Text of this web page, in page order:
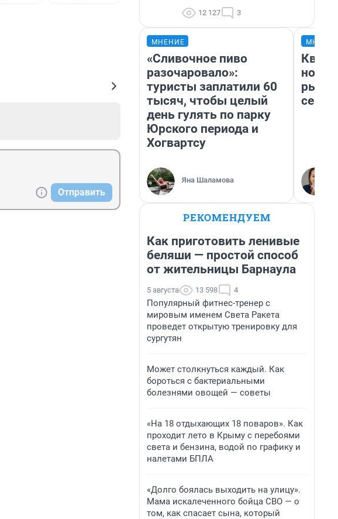
Отправить
12 127 3
МНЕНИЕ
«Сливочное пиво
разочаровало»:
туристы заплатили 60
тысяч, чтобы целый
день гулять по парку
Юрского периода и
Хогвартсу
Яна Шаламова
но
РЕКОМЕНДУЕМ
Как приготовить ленивые
беляши — простой способ
от жительницы Барнаула
5 августа 13 598 4
Популярный фитнес-тренер с
мировым именем Света Ракета
проведет открытую тренировку для
сургутян
Может столкнуться каждый. Как
бороться с бактериальными
болезнями овощей — советы
«На 18 отдыхающих 18 поваров». Как
проходит лето в Крыму с перебоями
света и бензина, водой по графику и
налетами БПЛА
«Долго боялась выходить на улицу».
Мама искалеченного бойца СВО — о
том, как спасает сына, который